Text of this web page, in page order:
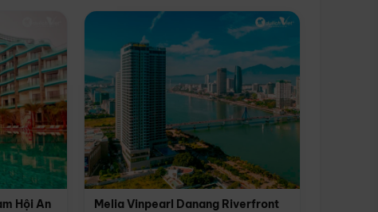
Hội An Melia Vinpearl Danang Riverfront